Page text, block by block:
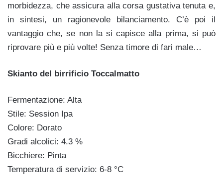
morbidezza, che assicura alla corsa gustativa tenuta e,
in sintesi, un ragionevole bilanciamento. C’è poi il
vantaggio che, se non la si capisce alla prima, si può
riprovare più e più volte! Senza timore di fari male…
Skianto del birrificio Toccalmatto
Fermentazione: Alta
Stile: Session Ipa
Colore: Dorato
Gradi alcolici: 4.3 %
Bicchiere: Pinta
Temperatura di servizio: 6-8 °C